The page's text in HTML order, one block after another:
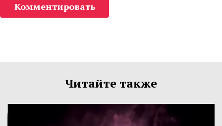
Комментировать
Читайте также